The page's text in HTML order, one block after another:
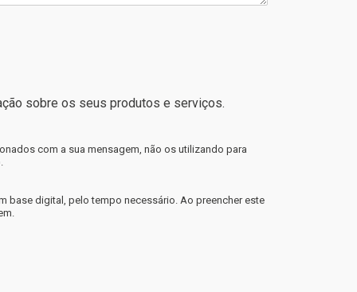
sobre os seus produtos e serviços.
com a sua mensagem, não os utilizando para
base digital, pelo tempo necessário. Ao preencher este